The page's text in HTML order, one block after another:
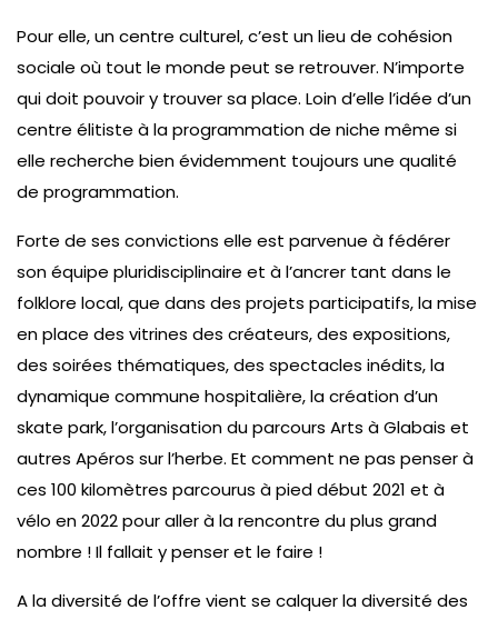
Pour elle, un centre culturel, c’est un lieu de cohésion
sociale où tout le monde peut se retrouver. N’importe
qui doit pouvoir y trouver sa place. Loin d’elle l’idée d’un
centre élitiste à la programmation de niche même si
elle recherche bien évidemment toujours une qualité
de programmation.
Forte de ses convictions elle est parvenue à fédérer
son équipe pluridisciplinaire et à l’ancrer tant dans le
folklore local, que dans des projets participatifs, la mise
en place des vitrines des créateurs, des expositions,
des soirées thématiques, des spectacles inédits, la
dynamique commune hospitalière, la création d’un
skate park, l’organisation du parcours Arts à Glabais et
autres Apéros sur l’herbe. Et comment ne pas penser à
ces 100 kilomètres parcourus à pied début 2021 et à
vélo en 2022 pour aller à la rencontre du plus grand
nombre ! Il fallait y penser et le faire !
A la diversité de l’offre vient se calquer la diversité des